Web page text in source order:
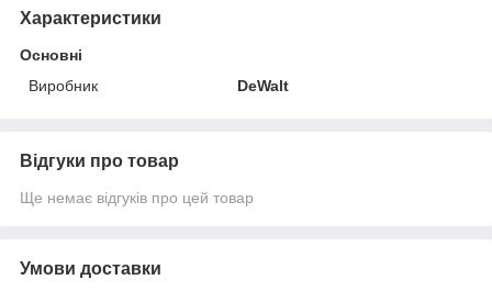
Характеристики
Основні
Виробник
DeWalt
Відгуки про товар
Ще немає відгуків про цей товар
Умови доставки